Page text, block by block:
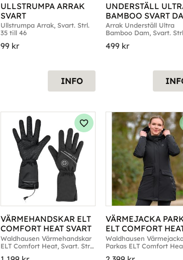
ULLSTRUMPA ARRAK
SVART
Ullstrumpa Arrak, Svart. Strl.
35 till 46
99 kr
INFO
UNDERSTÄLL
BAMBOO SVART
Arrak Underställ Ultra
Bamboo Dam, Svart.
499kr
VÄRMEHANDSKAR ELT
COMFORT HEAT SVART
Waldhausen Värmehandskar
ELT Comfort Heat, Svart. Strl.
Lägg till i favoriter
VÄRMEJACKA
ELT COMFORT
SVART L
Waldhausen
Parkas ELT Comfort